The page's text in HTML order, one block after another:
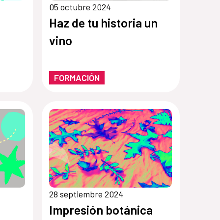
05 octubre 2024
Haz de tu historia un
vino
FORMACIÓN
28 septiembre 2024
Impresión botánica